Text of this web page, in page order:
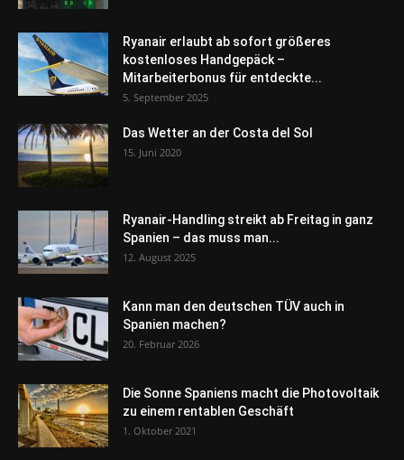
Ryanair erlaubt ab sofort größeres
kostenloses Handgepäck –
Mitarbeiterbonus für entdeckte...
5. September 2025
Das Wetter an der Costa del Sol
15. Juni 2020
Ryanair-Handling streikt ab Freitag in ganz
Spanien – das muss man...
12. August 2025
Kann man den deutschen TÜV auch in
Spanien machen?
20. Februar 2026
Die Sonne Spaniens macht die Photovoltaik
zu einem rentablen Geschäft
1. Oktober 2021